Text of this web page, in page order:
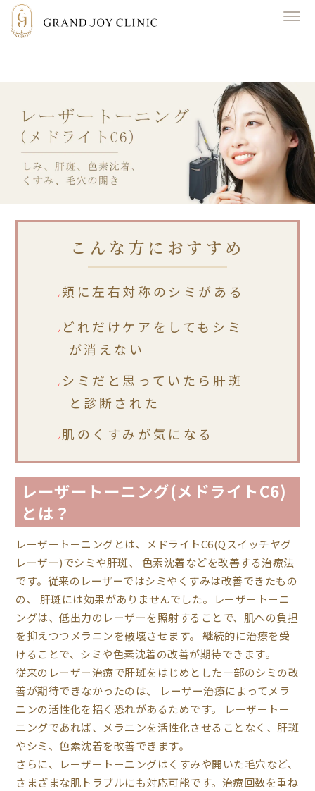
こんな方におすすめ
✓ 頬に左右対称のシミがある
✓
どれだけケアをしてもシミ
が消えない
✓
シミだと思っていたら肝斑
と診断された
✓ 肌のくすみが気になる
レーザートーニング(メドライトC6)
とは？
レーザートーニングとは、メドライトC6(Qスイッチヤグ
レーザー)でシミや肝斑、 色素沈着などを改善する治療法
です。従来のレーザーではシミやくすみは改善できたもの
の、 肝斑には効果がありませんでした。レーザートーニ
ングは、低出力のレーザーを照射することで、肌への負担
を抑えつつメラニンを破壊させます。 継続的に治療を受
けることで、シミや色素沈着の改善が期待できます。
従来のレーザー治療で肝斑をはじめとした一部のシミの改
善が期待できなかったのは、 レーザー治療によってメラ
ニンの活性化を招く恐れがあるためです。 レーザートー
ニングであれば、メラニンを活性化させることなく、肝斑
やシミ、色素沈着を改善できます。
さらに、レーザートーニングはくすみや開いた毛穴など、
さまざまな肌トラブルにも対応可能です。治療回数を重ね